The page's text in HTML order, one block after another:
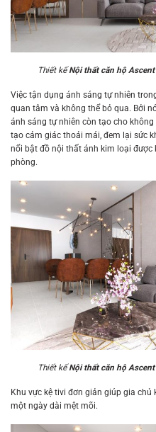
Thiết kếNội thất căn hộ
Việc tận dụng ánh sáng tự nhiên
quan tâm và không thể bỏ qua. Bởi
ánh sáng tự nhiên còn tạo cho không
tạo cảm giác thoải mái, đem lại sức
nổi bật đồ nội thất ánh kim loại được
phòng.
Thiết kếNội thất căn hộ
Khu vực kệ tivi đơn giản giúp gia
một ngày dài mệt mõi.